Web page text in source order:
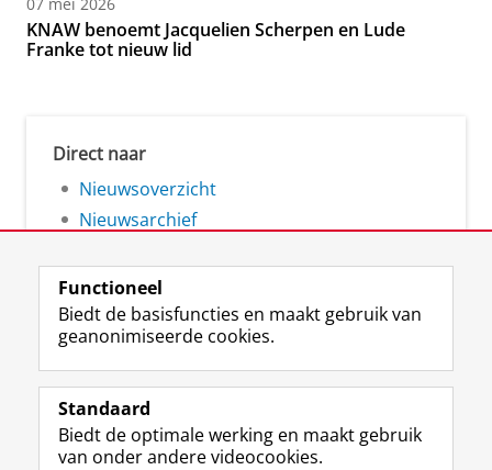
KNAW benoemt Jacquelien Scherpen en Lude
Franke tot nieuw lid
Direct naar
Nieuwsoverzicht
Nieuwsarchief
Volg de RUG
F
a
e
b
L
i
k
e
R
S
-
f
I
n
t
Y
o
T
Studiekiezers
Functioneel
Biedt de basisfuncties en maakt gebruik van
geanonimiseerde cookies.
Standaard
Biedt de optimale werking en maakt gebruik
van onder andere videocookies.